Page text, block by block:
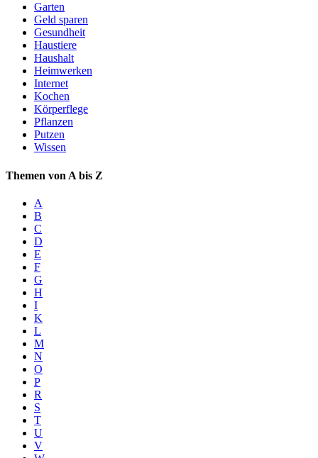
Garten
Geld sparen
Gesundheit
Haustiere
Haushalt
Heimwerken
Internet
Kochen
Körperflege
Pflanzen
Putzen
Wissen
Themen von A bis Z
A
B
C
D
E
F
G
H
I
K
L
M
N
O
P
R
S
T
U
V